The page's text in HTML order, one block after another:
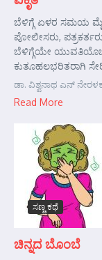
ಬೆಳಿಗ್ಗೆ ಏಳರ ಸಮಯ
ಪೋಲೀಸರು,
ಬೆಳಿಗ್ಗೆಯೇ
ಕುತೂಹಲಭರಿತರಾಗಿ
ಡಾ. ವಿಶ್ವನಾಥ ಎನ್
Read More
ಸಣ್ಣ ಕಥೆ
ಚಿನ್ನದ ಬೊಂಬೆ